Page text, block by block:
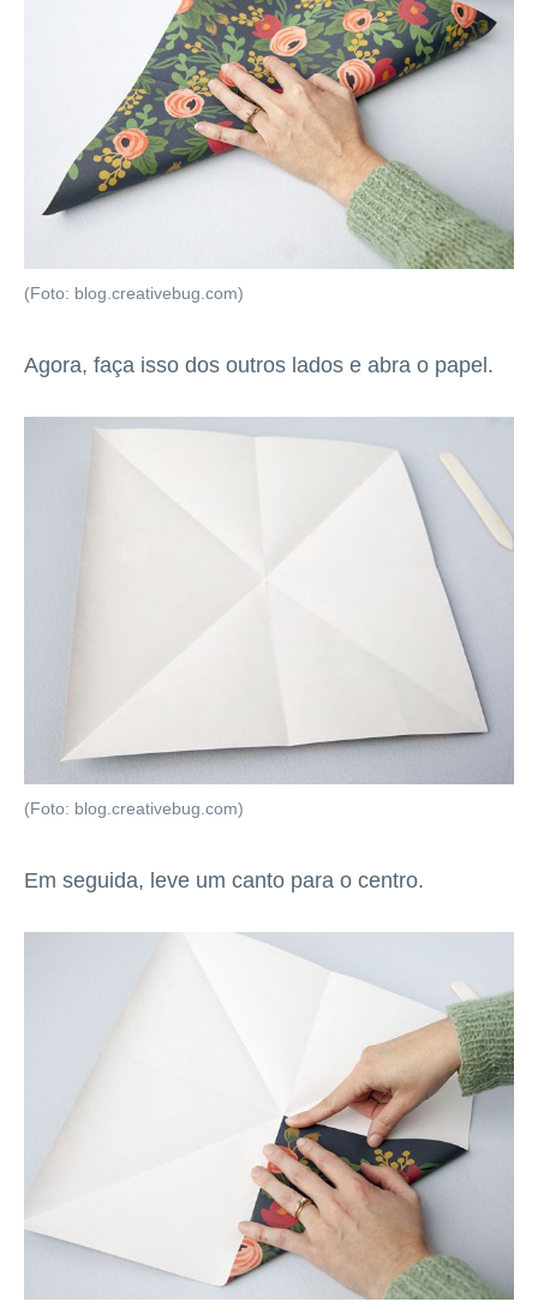
(Foto: blog.creativebug.com)
Agora, faça isso dos outros lados e abra o papel.
(Foto: blog.creativebug.com)
Em seguida, leve um canto para o centro.